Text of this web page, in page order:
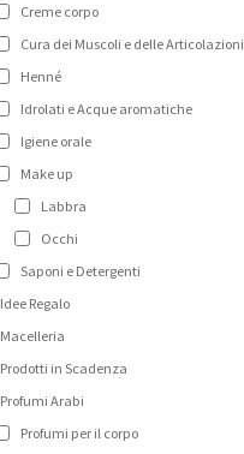
Creme corpo
Cura dei Muscoli e delle Articolazioni
Henné
Idrolati e Acque aromatiche
Igiene orale
Make up
Labbra
Occhi
Saponi e Detergenti
Idee Regalo
Macelleria
Prodotti in Scadenza
Profumi Arabi
Profumi per il corpo